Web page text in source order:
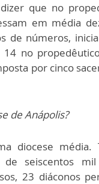
que no
em média
de números,
no
por cinco
de Anápolis?
diocese média.
seiscentos
23 diáconos